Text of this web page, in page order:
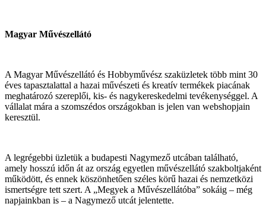
Magyar Művészellátó
A Magyar Művészellátó és Hobbyművész szaküzletek több mint 30
éves tapasztalattal a hazai művészeti és kreatív termékek piacának
meghatározó szereplői, kis- és nagykereskedelmi tevékenységgel. A
vállalat mára a szomszédos országokban is jelen van webshopjain
keresztül.
A legrégebbi üzletük a budapesti Nagymező utcában található,
amely hosszú időn át az ország egyetlen művészellátó szakboltjaként
működött, és ennek köszönhetően széles körű hazai és nemzetközi
ismertségre tett szert. A „Megyek a Művészellátóba” sokáig – még
napjainkban is – a Nagymező utcát jelentette.